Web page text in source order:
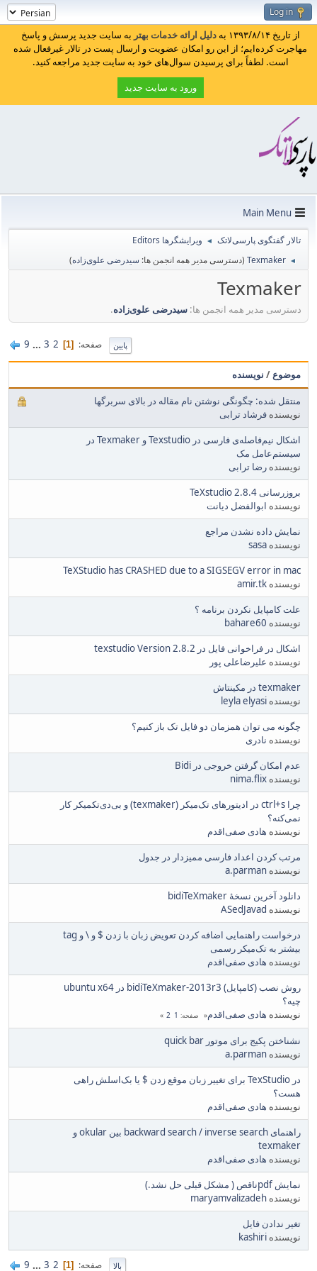
Log in
از تاریخ ۱۳۹۳/۸/۱۴ به دلیل ارائه خدمات بهتر به سایت جدید پرسش و پاسخ
مهاجرت کرده‌ایم؛ از این رو امکان عضویت و ارسال پست در تالار غیرفعال شده
است. لطفاً برای پرسیدن سوال‌های خود به سایت جدید مراجعه کنید.
ورود به سایت جدید
Main Menu
تالار گفتگوی پارسی‌لاتک ◄ ویرایشگرها Editors
◄
Texmaker (دسترسی مدیر همه انجمن ها: سیدرضی علوی‌زاده)
Texmaker
دسترسی مدیر همه انجمن ها: سیدرضی علوی‌زاده.
پایین صفحه 1
2
3
...
9
موضوع / نویسنده
منتقل شده: چگونگی نوشتن نام مقاله در بالای سربرگها
نویسنده فرشاد ترابی
اشکال نیم‌فاصله‌ی فارسی در Texstudio و Texmaker در
سیستم‌عامل مک
نویسنده رضا ترابی
بروزرسانی TeXstudio 2.8.4
نویسنده ابوالفضل دیانت
نمایش داده نشدن مراجع
نویسنده sasa
TeXStudio has CRASHED due to a SIGSEGV error in mac
نویسنده amir.tk
علت کامپایل نکردن برنامه ؟
نویسنده bahare60
اشکال در فراخوانی فایل در texstudio Version 2.8.2
نویسنده علیرضا‌علی پور
texmaker در مکینتاش
نویسنده leyla elyasi
چگونه می توان همزمان دو فایل تک باز کنیم؟
نویسنده نادری
عدم امکان گرفتن خروجی در Bidi
نویسنده nima.flix
چرا ctrl+s در ادیتورهای تک‌میکر (texmaker) و بی‌دی‌تکمیکر کار
نمی‌کنه؟
نویسنده هادی صفی‌اقدم
مرتب کردن اعداد فارسی ممیزدار در جدول
نویسنده a.parman
دانلود آخرین نسخۀ bidiTeXmaker
نویسنده ASedJavad
درخواست راهنمایی اضافه کردن تعویض زبان با زدن $ و \ و tag
بیشتر به تک‌میکر رسمی
نویسنده هادی صفی‌اقدم
روش نصب (کامپایل) bidiTeXmaker-2013r3 در ubuntu x64
چیه؟
نویسنده هادی صفی‌اقدم صفحه 1
2
نشناختن پکیج برای موتور quick bar
نویسنده a.parman
در TexStudio برای تغییر زبان موقع زدن $ یا بک‌اسلش راهی
هست؟
نویسنده هادی صفی‌اقدم
راهنمای backward search / inverse search بین okular و
texmaker
نویسنده هادی صفی‌اقدم
نمایش pdfناقص ( مشکل قبلی حل نشد.)
نویسنده maryamvalizadeh
تغیر ندادن فایل
نویسنده kashiri
بالا صفحه 1
2
3
...
9